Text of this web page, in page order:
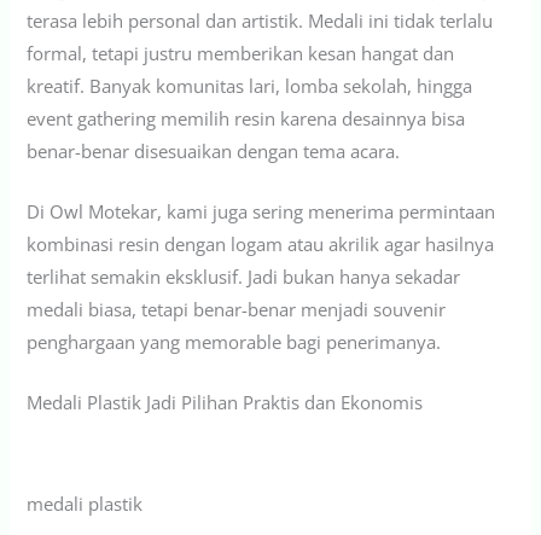
terasa lebih personal dan artistik. Medali ini tidak terlalu
formal, tetapi justru memberikan kesan hangat dan
kreatif. Banyak komunitas lari, lomba sekolah, hingga
event gathering memilih resin karena desainnya bisa
benar-benar disesuaikan dengan tema acara.
Di Owl Motekar, kami juga sering menerima permintaan
kombinasi resin dengan logam atau akrilik agar hasilnya
terlihat semakin eksklusif. Jadi bukan hanya sekadar
medali biasa, tetapi benar-benar menjadi souvenir
penghargaan yang memorable bagi penerimanya.
Medali Plastik Jadi Pilihan Praktis dan Ekonomis
medali plastik